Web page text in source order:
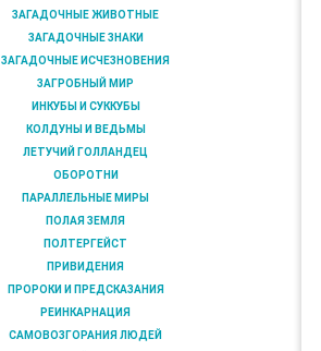
ЗАГАДОЧНЫЕ ЖИВОТНЫЕ
ЗАГАДОЧНЫЕ ЗНАКИ
ЗАГАДОЧНЫЕ ИСЧЕЗНОВЕНИЯ
ЗАГРОБНЫЙ МИР
ИНКУБЫ И СУККУБЫ
КОЛДУНЫ И ВЕДЬМЫ
ЛЕТУЧИЙ ГОЛЛАНДЕЦ
ОБОРОТНИ
ПАРАЛЛЕЛЬНЫЕ МИРЫ
ПОЛАЯ ЗЕМЛЯ
ПОЛТЕРГЕЙСТ
ПРИВИДЕНИЯ
ПРОРОКИ И ПРЕДСКАЗАНИЯ
РЕИНКАРНАЦИЯ
САМОВОЗГОРАНИЯ ЛЮДЕЙ